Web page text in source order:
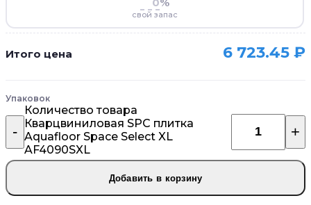
свой запас
Итого цена 6 723.45 ₽
Упаковок
Количество товара
Кварцвиниловая SPC плитка
Aquafloor Space Select XL
AF4090SXL
Добавить в корзину